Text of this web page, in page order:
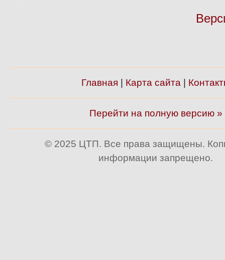
Главная Карта сайта
Перейти на полную версию »
© 2025 ЦТП. Все права защищены.
информации запрещено.